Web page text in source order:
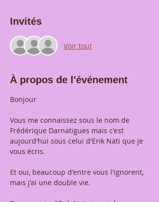
Invités
Voir tout
À propos de l'événement
Bonjour
Vous me connaissez sous le nom de
Frédérique Darnatigues mais c'est
aujourd'hui sous celui d'Erik Nati que je
vous écris.
Et oui, beaucoup d'entre vous l'ignorent,
mais j'ai une double vie.